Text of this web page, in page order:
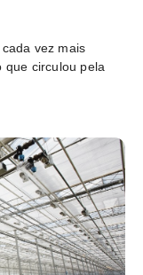
vez mais
que circulou pela